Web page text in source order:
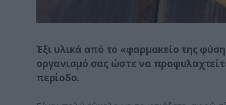
Έξι υλικά από το «φαρμακείο της
οργανισμό σας ώστε να
περίοδο.